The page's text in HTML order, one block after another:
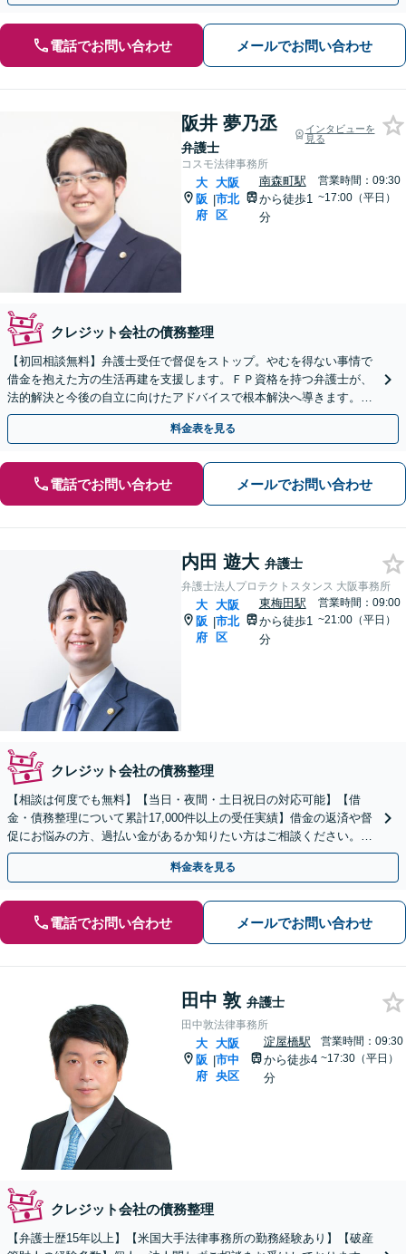
電話でお問い合わせ メールでお問い合わせ
阪井 夢乃丞
弁護士
インタビューを
見る
コスモ法律事務所
大
阪
府
|
大阪
市北
区
南森町駅
から徒歩1
分
営業時間：09:30
~17:00（平日）
クレジット会社の債務整理
【初回相談無料】弁護士受任で督促をストップ。やむを得ない事情で
借金を抱えた方の生活再建を支援します。ＦＰ資格を持つ弁護士が、
法的解決と今後の自立に向けたアドバイスで根本解決へ導きます。
【南森町駅・大阪天満宮駅徒歩1分】
料金表を見る
電話でお問い合わせ メールでお問い合わせ
内田 遊大 弁護士
弁護士法人プロテクトスタンス 大阪事務所
大
阪
府
|
大阪
市北
区
東梅田駅
から徒歩1
分
営業時間：09:00
~21:00（平日）
クレジット会社の債務整理
【相談は何度でも無料】【当日・夜間・土日祝日の対応可能】【借
金・債務整理について累計17,000件以上の受任実績】借金の返済や督
促にお悩みの方、過払い金があるか知りたい方はご相談ください。ベ
ストな解決策を提案いたします。
料金表を見る
電話でお問い合わせ メールでお問い合わせ
田中 敦 弁護士
田中敦法律事務所
大
阪
府
|
大阪
市中
央区
淀屋橋駅
から徒歩4
分
営業時間：09:30
~17:30（平日）
クレジット会社の債務整理
【弁護士歴15年以上】【米国大手法律事務所の勤務経験あり】【破産